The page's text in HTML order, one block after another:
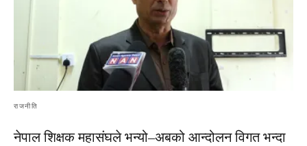
राजनीति
नेपाल शिक्षक महासंघले भन्यो–अबको आन्दोलन विगत भन्दा